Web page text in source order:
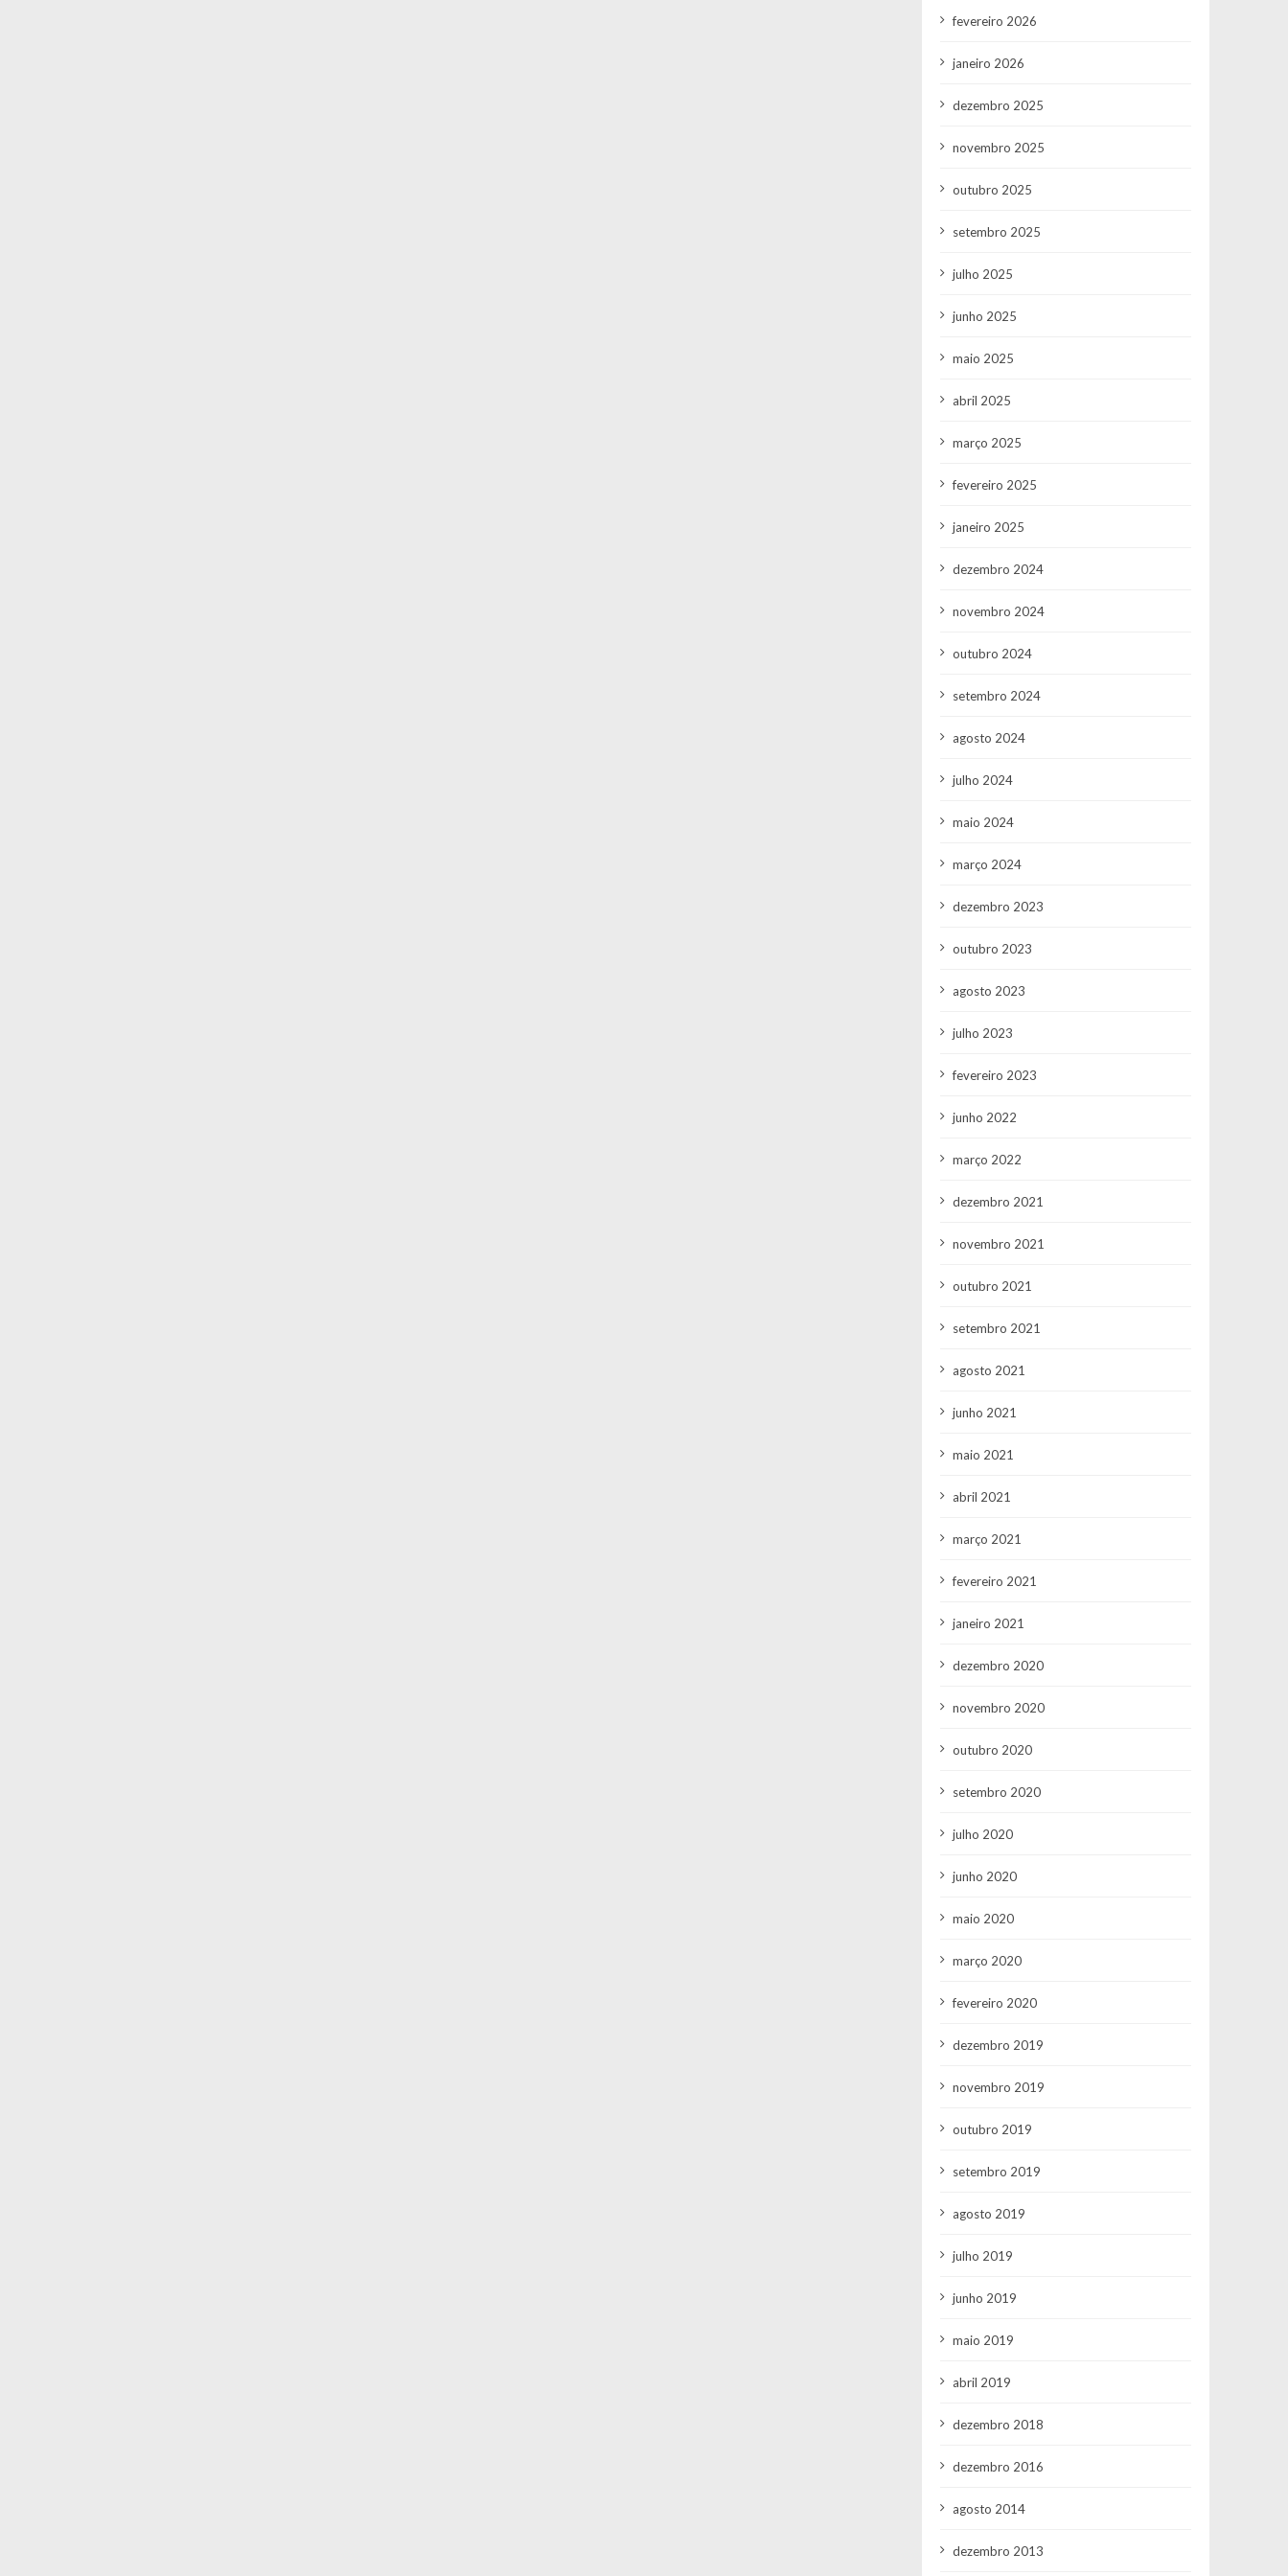
fevereiro 2026
janeiro 2026
dezembro 2025
novembro 2025
outubro 2025
setembro 2025
julho 2025
junho 2025
maio 2025
abril 2025
março 2025
fevereiro 2025
janeiro 2025
dezembro 2024
novembro 2024
outubro 2024
setembro 2024
agosto 2024
julho 2024
maio 2024
março 2024
dezembro 2023
outubro 2023
agosto 2023
julho 2023
fevereiro 2023
junho 2022
março 2022
dezembro 2021
novembro 2021
outubro 2021
setembro 2021
agosto 2021
junho 2021
maio 2021
abril 2021
março 2021
fevereiro 2021
janeiro 2021
dezembro 2020
novembro 2020
outubro 2020
setembro 2020
julho 2020
junho 2020
maio 2020
março 2020
fevereiro 2020
dezembro 2019
novembro 2019
outubro 2019
setembro 2019
agosto 2019
julho 2019
junho 2019
maio 2019
abril 2019
dezembro 2018
dezembro 2016
agosto 2014
dezembro 2013